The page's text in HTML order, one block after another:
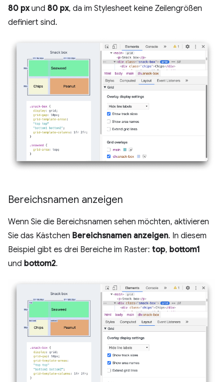
80 pxund 80 px, da im Stylesheet keine Zeilengrößen
definiert sind.
Bereichsnamen anzeigen
Wenn Sie die Bereichsnamen sehen möchten, aktivieren
Sie das Kästchen Bereichsnamen anzeigen. In diesem
Beispiel gibt es drei Bereiche im Raster: top, bottom1
und bottom2.